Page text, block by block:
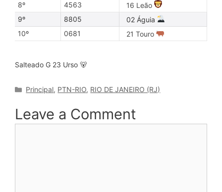
8º
4563
16 Leão
9º
8805
02 Águia
10º
0681 21 Touro
Salteado G 23 Urso 🐻
Categories
Principal, PTN-RIO, RIO DE JANEIRO (RJ)
Leave a Comment